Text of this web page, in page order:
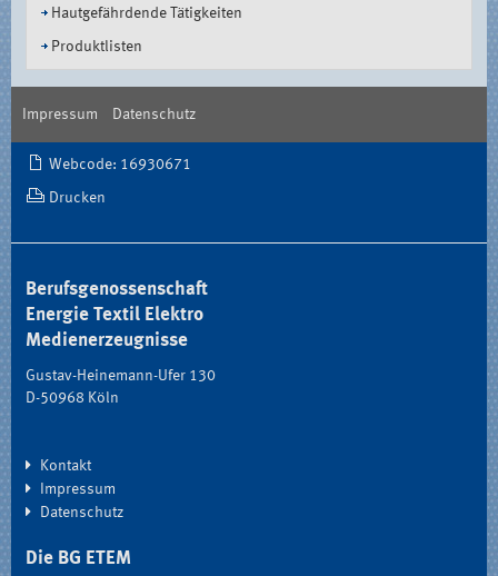
Hautgefährdende Tätigkeiten
Produktlisten
Impressum Datenschutz
DocumentWebcode: 16930671
Drucken
Berufsgenossenschaft
Energie Textil Elektro
Medienerzeugnisse
Gustav-Heinemann-Ufer 130
D-50968 Köln
Kontakt
Impressum
Datenschutz
Die BG ETEM